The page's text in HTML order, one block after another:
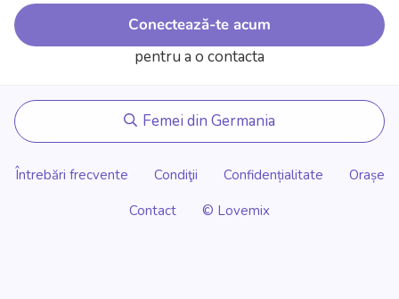
Conectează-te acum
pentru a o contacta
Femei din Germania
Întrebări frecvente Condiţii Confidențialitate
Orașe
Contact
© Lovemix